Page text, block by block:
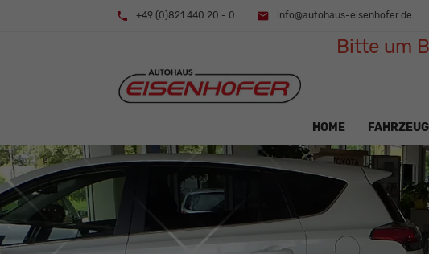
+49 (0)821 440 20 - 0 info@autohaus-eisenhofer.de
Bitte um
HOME